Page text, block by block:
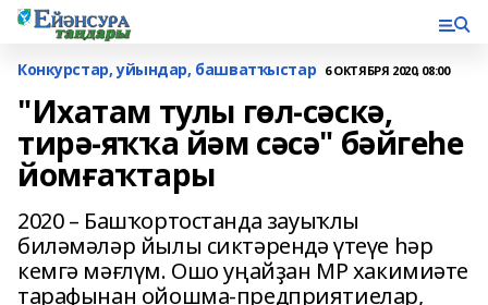
Конкурстар, уйындар, башватҡыстар 6 ОКТЯБРЯ 2020, 08:00
"Ихатам тулы гөл-сәскә,
тирә-яҡҡа йәм сәсә" бәйгеһе
йомғаҡтары
2020 – Башҡортостанда зауыҡлы
биләмәләр йылы сиктәрендә үтеүе һәр
кемгә мәғлүм. Ошо уңайҙан МР хакимиәте
тарафынан ойошма-предприятиелар,